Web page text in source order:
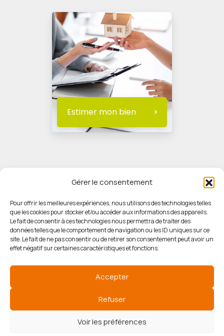
Gérer le consentement
Pour offrir les meilleures expériences, nous utilisons des technologies telles
que les cookies pour stocker et/ou accéder aux informations des appareils.
Le fait de consentir à ces technologies nous permettra de traiter des
données telles que le comportement de navigation ou les ID uniques sur ce
site. Le fait de ne pas consentir ou de retirer son consentement peut avoir un
effet négatif sur certaines caractéristiques et fonctions.
Accepter
Refuser
Voir les préférences
Estimer mon bien
© HORIZON IMMOBILIER
Mentions légales
Politique des cookies